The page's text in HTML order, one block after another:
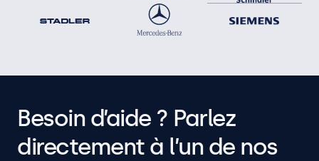
Besoin d’aide ? Parlez
directement à l’un de nos